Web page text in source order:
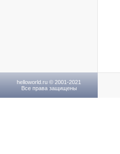
helloworld.ru © 2001-2021
Все права защищены